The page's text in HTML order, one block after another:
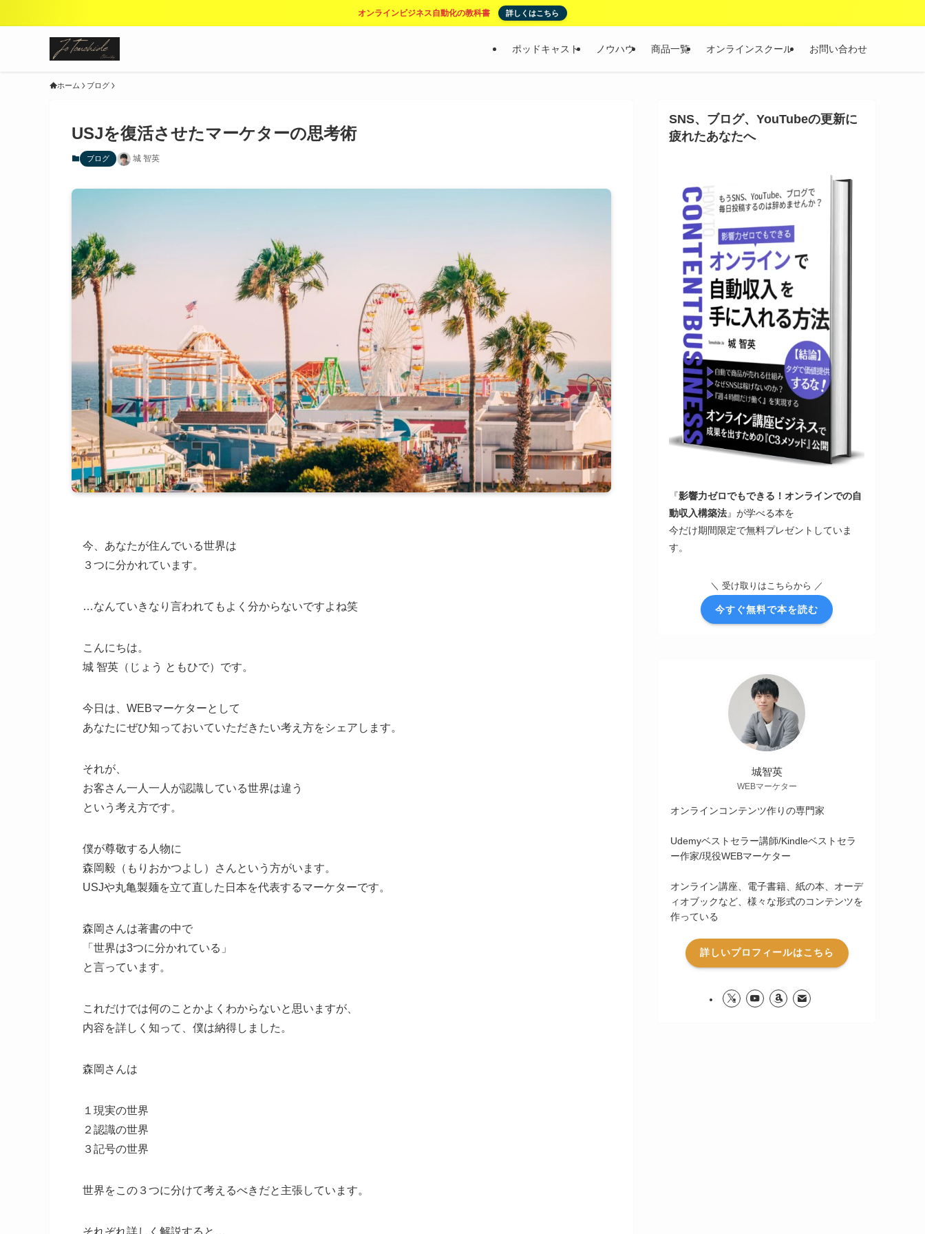
オンラインビジネス自動化の教科書 詳しくはこちら
ポッドキャスト ノウハウ 商品一覧 オンラインスクール お問い合わせ
ホーム ブログ
USJを復活させたマーケターの思考術
ブログ 城 智英
今、あなたが住んでいる世界は
３つに分かれています。
…なんていきなり言われてもよく分からないですよね笑
こんにちは。
城 智英（じょう ともひで）です。
今日は、WEBマーケターとして
あなたにぜひ知っておいていただきたい考え方をシェアします。
それが、
お客さん一人一人が認識している世界は違う
という考え方です。
僕が尊敬する人物に
森岡毅（もりおかつよし）さんという方がいます。
USJや丸亀製麺を立て直した日本を代表するマーケターです。
森岡さんは著書の中で
「世界は3つに分かれている」
と言っています。
これだけでは何のことかよくわからないと思いますが、
内容を詳しく知って、僕は納得しました。
森岡さんは
１現実の世界
２認識の世界
３記号の世界
世界をこの３つに分けて考えるべきだと主張しています。
それぞれ詳しく解説すると…
SNS、ブログ、YouTubeの更新に
疲れたあなたへ
『影響力ゼロでもできる！オンラインでの自
動収入構築法』が学べる本を
今だけ期間限定で無料プレゼントしていま
す。
＼ 受け取りはこちらから ／
今すぐ無料で本を読む
城智英
WEBマーケター
オンラインコンテンツ作りの専門家
Udemyベストセラー講師/Kindleベストセラ
ー作家/現役WEBマーケター
オンライン講座、電子書籍、紙の本、オーデ
ィオブックなど、様々な形式のコンテンツを
作っている
詳しいプロフィールはこちら